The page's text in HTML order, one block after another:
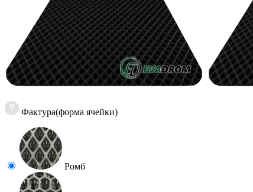
Фактура(форма ячейки)
Ромб